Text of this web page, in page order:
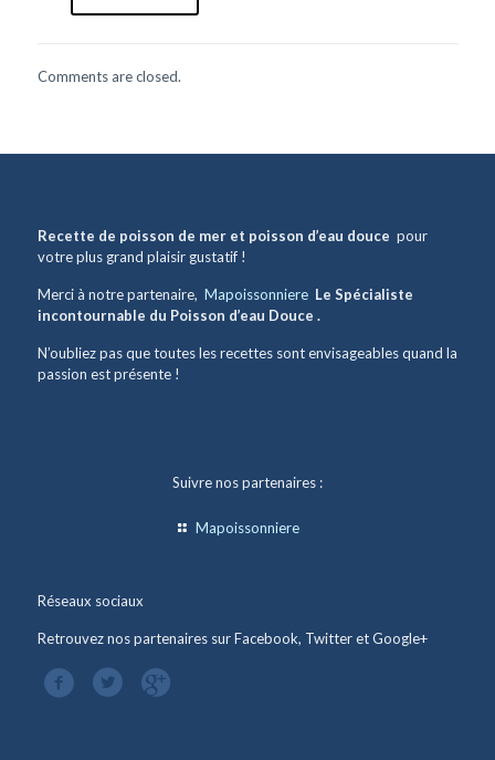
Comments are closed.
Recette de poisson de mer et poisson d’eau douce pour
votre plus grand plaisir gustatif !
Merci à notre partenaire, Mapoissonniere Le Spécialiste
incontournable du Poisson d’eau Douce .
N’oubliez pas que toutes les recettes sont envisageables quand la
passion est présente !
Suivre nos partenaires :
Mapoissonniere
Réseaux sociaux
Retrouvez nos partenaires sur Facebook, Twitter et Google+